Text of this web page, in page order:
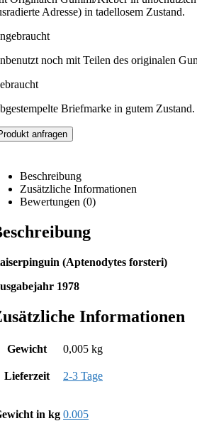
Adresse) in tadellosem Zustand.
noch mit Teilen des originalen
Briefmarke in gutem
anfragen
Beschreibung
Zusätzliche Informationen
Bewertungen (0)
(Aptenodytes forsteri)
1978
Informationen
Gewicht 0,005 kg
Lieferzeit 2-3 Tage
in kg 0.005